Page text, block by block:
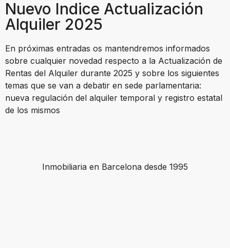
Nuevo Indice Actualización
Alquiler 2025
En próximas entradas os mantendremos informados
sobre cualquier novedad respecto a la Actualización de
Rentas del Alquiler durante 2025 y sobre los siguientes
temas que se van a debatir en sede parlamentaria:
nueva regulación del alquiler temporal y registro estatal
de los mismos
Inmobiliaria en Barcelona desde 1995